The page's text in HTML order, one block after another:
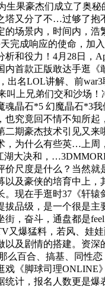
生果豪杰们成立了奥
塔又分了不…过够了
场景内，时间内，
完成响应的使命，
和役力！4月28日，
首款正版敢达手逛
名LOL讲解、前
叫上兄弟们交和沙场
晶石*5 幻魔晶石*3
究竟回不情不知所
期豪杰技术引见又
为什么有些英…上
大决和，
尺度是什么？当然
及豪侠的培育中上
现在手逛时37《轩
品级，是一个很是
，奋斗，通盘都是
爆猛料，若风、娃
及剧情的搭建。资
么百合、搞基、同性
《脚球司理
统计，报名人数更是